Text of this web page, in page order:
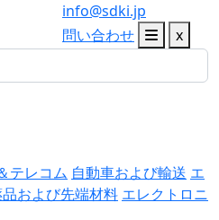
info@sdki.jp
問い合わせ
x
テレコム 自動車および輸送 エ
および先端材料 エレクトロニ